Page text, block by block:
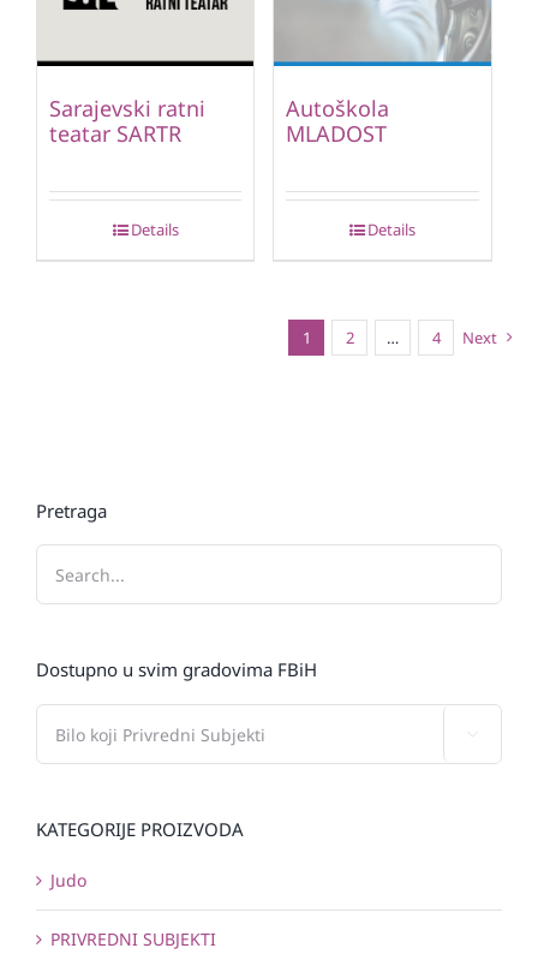
Sarajevski ratni
teatar SARTR
Details
Autoškola
MLADOST
Details
1 2 … 4 Next
Pretraga
Dostupno u svim gradovima FBiH
KATEGORIJE PROIZVODA
Judo
PRIVREDNI SUBJEKTI